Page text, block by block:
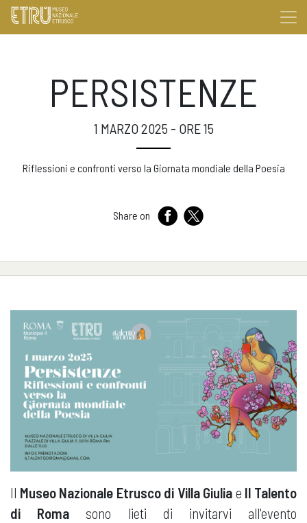
PERSISTENZE
1 MARZO 2025 - ORE 15
Riflessioni e confronti verso la Giornata mondiale della Poesia
Share on
Il Museo Nazionale Etrusco di Villa Giulia e Il Talento
di Roma sono lieti di invitarvi all'evento